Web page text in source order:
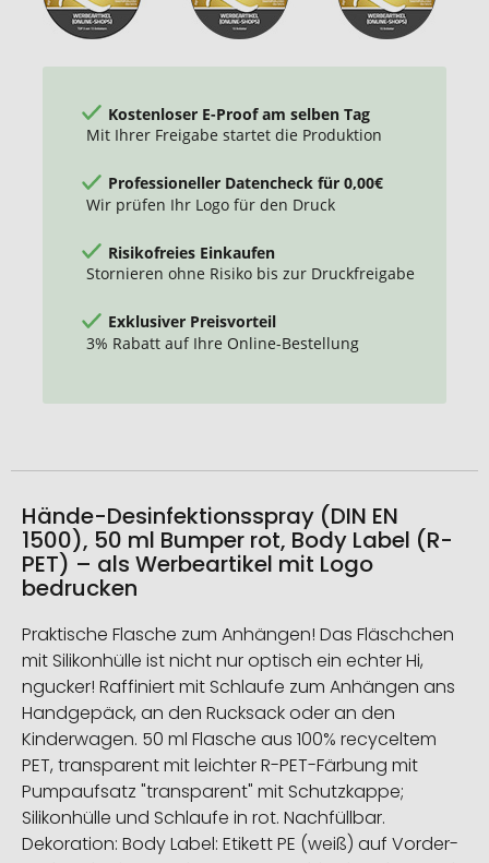
Kostenloser E-Proof am selben Tag
Mit Ihrer Freigabe startet die Produktion
Professioneller Datencheck für 0,00€
Wir prüfen Ihr Logo für den Druck
Risikofreies Einkaufen
Stornieren ohne Risiko bis zur Druckfreigabe
Exklusiver Preisvorteil
3% Rabatt auf Ihre Online-Bestellung
Hände-Desinfektionsspray (DIN EN
1500), 50 ml Bumper rot, Body Label (R-
PET) – als Werbeartikel mit Logo
bedrucken
Praktische Flasche zum Anhängen! Das Fläschchen
mit Silikonhülle ist nicht nur optisch ein echter Hi,
ngucker! Raffiniert mit Schlaufe zum Anhängen ans
Handgepäck, an den Rucksack oder an den
Kinderwagen. 50 ml Flasche aus 100% recyceltem
PET, transparent mit leichter R-PET-Färbung mit
Pumpaufsatz "transparent" mit Schutzkappe;
Silikonhülle und Schlaufe in rot. Nachfüllbar.
Dekoration: Body Label: Etikett PE (weiß) auf Vorder-